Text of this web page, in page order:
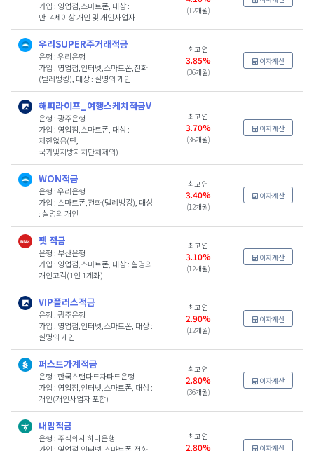
가입 : 영업점,스마트폰, 대상 :
만14세이상 개인 및 개인사업자
(12개월)
우리SUPER주거래적금
은행 : 우리은행
가입 : 영업점,인터넷,스마트폰,전화
(텔레뱅킹), 대상 : 실명의 개인
최고 연
3.85%
(36개월)
이자계산
해피라이프_여행스케치적금V
은행 : 광주은행
가입 : 영업점,스마트폰, 대상 :
제한없음(단,
국가및지방자치단체제외)
최고 연
3.70%
(36개월)
이자계산
WON적금
은행 : 우리은행
가입 : 스마트폰,전화(텔레뱅킹), 대상
: 실명의 개인
최고 연
3.40%
(12개월)
이자계산
펫 적금
은행 : 부산은행
가입 : 영업점,스마트폰, 대상 : 실명의
개인고객(1인 1계좌)
최고 연
3.10%
(12개월)
이자계산
VIP플러스적금
은행 : 광주은행
가입 : 영업점,인터넷,스마트폰, 대상 :
실명의 개인
최고 연
2.90%
(12개월)
이자계산
퍼스트가계적금
은행 : 한국스탠다드차타드은행
가입 : 영업점,인터넷,스마트폰, 대상 :
개인(개인사업자 포함)
최고 연
2.80%
(36개월)
이자계산
내맘적금
은행 : 주식회사 하나은행
최고 연
2.80% 이자계산